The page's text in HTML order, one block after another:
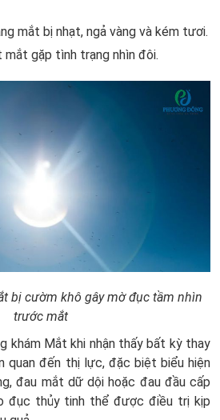
mắt bị nhạt, ngả vàng và kém tươi.
gặp tình trạng nhìn đôi.
bị cườm khô gây mờ đục tầm nhìn
trước mắt
khám Mắt khi nhận thấy bất kỳ thay
quan đến thị lực, đặc biệt biểu hiện
đau mắt dữ dội hoặc đau đầu cấp
đục thủy tinh thể được điều trị kịp